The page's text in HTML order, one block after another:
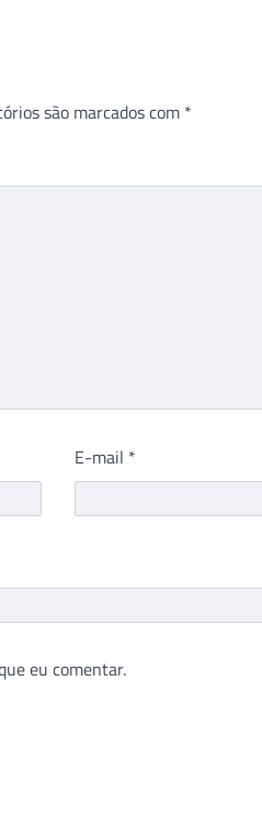
são marcados com *
E-mail *
eu comentar.